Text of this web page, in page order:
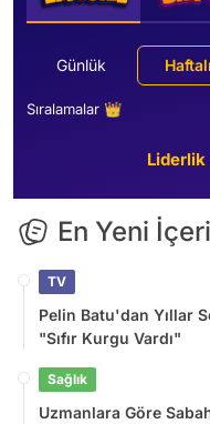
Günlük
Sıralamalar 👑
Liderlik
En Yeni
TV
Pelin Batu'dan Yıllar
"Sıfır Kurgu Vardı"
Sağlık
Uzmanlara Göre